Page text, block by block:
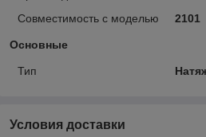
Совместимость с моделью
2101
Основные
Тип
Условия доставки